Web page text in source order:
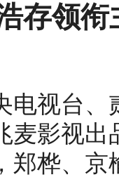
存领
电视台
麦影视
郑桦、